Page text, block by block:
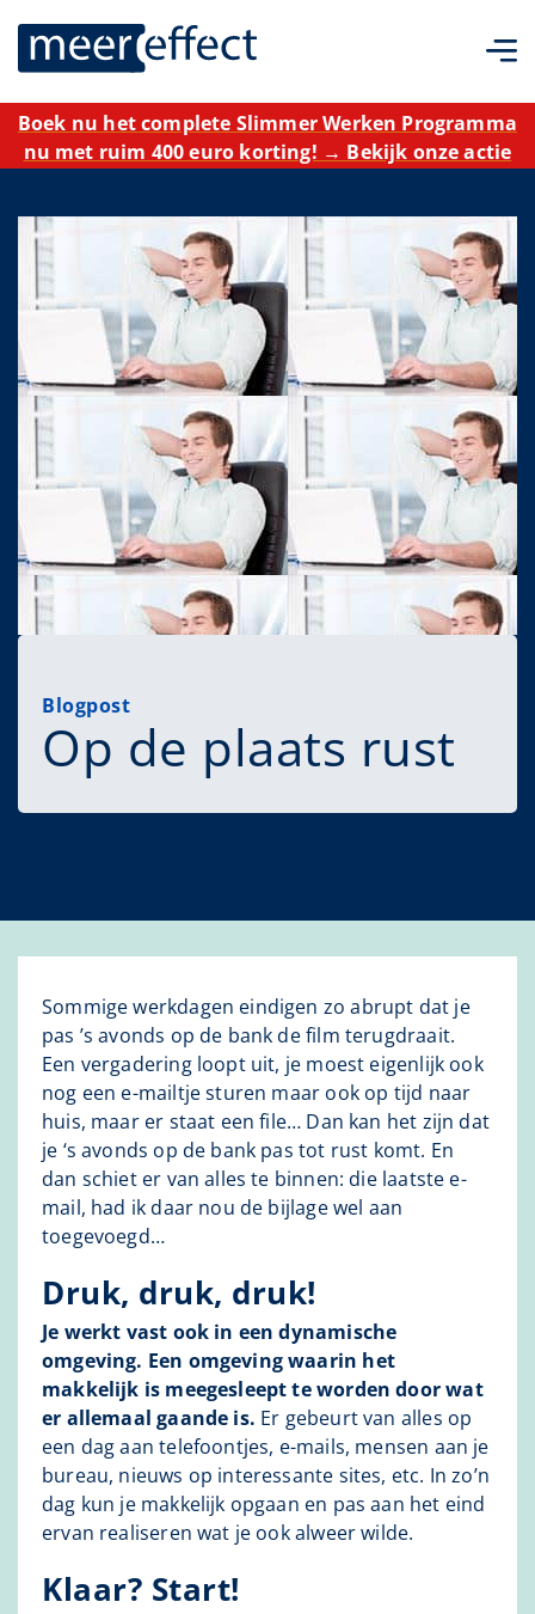
Boek nu het complete Slimmer Werken Programma
nu met ruim 400 euro korting! → Bekijk onze actie
Blogpost
Op de plaats rust
Sommige werkdagen eindigen zo abrupt dat je
pas ’s avonds op de bank de film terugdraait.
Een vergadering loopt uit, je moest eigenlijk ook
nog een e-mailtje sturen maar ook op tijd naar
huis, maar er staat een file… Dan kan het zijn dat
je ‘s avonds op de bank pas tot rust komt. En
dan schiet er van alles te binnen: die laatste e-
mail, had ik daar nou de bijlage wel aan
toegevoegd…
Druk, druk, druk!
Je werkt vast ook in een dynamische
omgeving. Een omgeving waarin het
makkelijk is meegesleept te worden door wat
er allemaal gaande is. Er gebeurt van alles op
een dag aan telefoontjes, e-mails, mensen aan je
bureau, nieuws op interessante sites, etc. In zo’n
dag kun je makkelijk opgaan en pas aan het eind
ervan realiseren wat je ook alweer wilde.
Klaar? Start!